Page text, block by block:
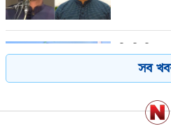
শতাংশে
২০২৬
সব